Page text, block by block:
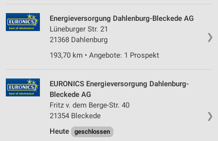
❯
Energieversorgung Dahlenburg-Bleckede AG
Lüneburger Str. 21
21368 Dahlenburg
193,70 km • Angebote: 1 Prospekt
❯
EURONICS Energieversorgung Dahlenburg-
Bleckede AG
Fritz v. dem Berge-Str. 40
21354 Bleckede
Heute
geschlossen